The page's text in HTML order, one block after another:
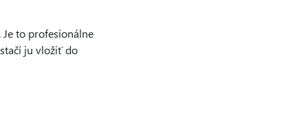
to profesionálne
ju vložiť do